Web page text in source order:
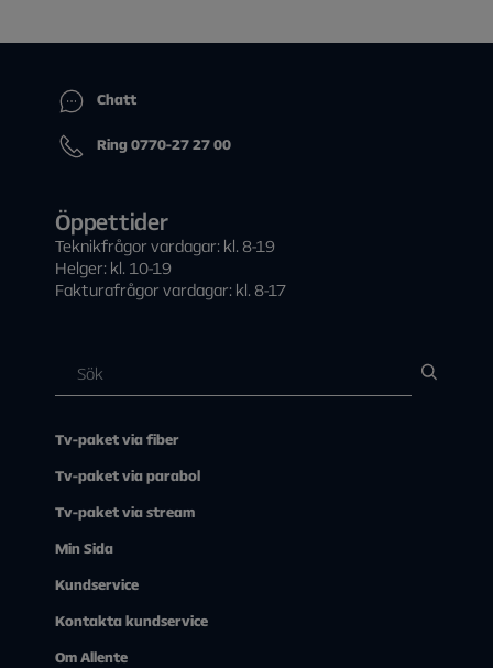
Chatt
Ring 0770-27 27 00
Öppettider
Teknikfrågor vardagar: kl. 8-19
Helger: kl. 10-19
Fakturafrågor vardagar: kl. 8-17
Tv-paket via fiber
Tv-paket via parabol
Tv-paket via stream
Min Sida
Kundservice
Kontakta kundservice
Om Allente